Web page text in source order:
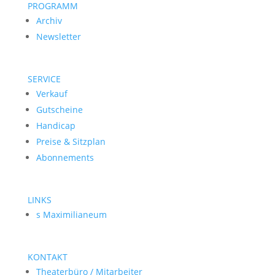
PROGRAMM
Archiv
Newsletter
SERVICE
Verkauf
Gutscheine
Handicap
Preise & Sitzplan
Abonnements
LINKS
s Maximilianeum
KONTAKT
Theaterbüro / Mitarbeiter